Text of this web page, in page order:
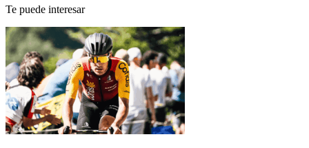
Te puede interesar